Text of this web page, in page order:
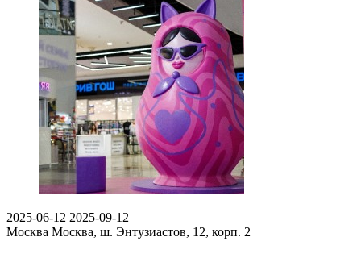
2025-06-12 2025-09-12
Москва Москва, ш. Энтузиастов, 12, корп. 2